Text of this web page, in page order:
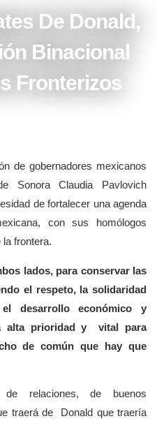
De Donald,
Binacional
Fronterizos
de gobernadores mexicanos
Sonora Claudia Pavlovich
de fortalecer una agenda
con sus homólogos
frontera.
lados, para conservar las
el respeto, la solidaridad
desarrollo económico y
alta prioridad y vital para
de común que hay que
de relaciones, de buenos
traerá de Donald que traería